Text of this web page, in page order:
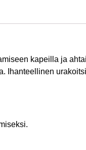
kapeilla ja
Ihanteellinen